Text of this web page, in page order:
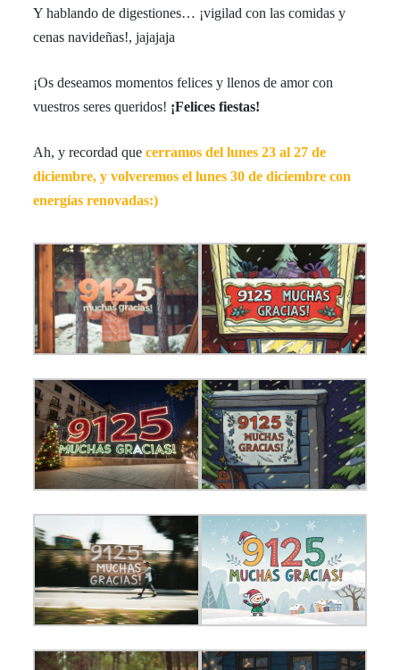
Y hablando de digestiones… ¡vigilad con las comidas y
cenas navideñas!, jajajaja
¡Os deseamos momentos felices y llenos de amor con
vuestros seres queridos! ¡Felices fiestas!
Ah, y recordad que cerramos del lunes 23 al 27 de
diciembre, y volveremos el lunes 30 de diciembre con
energías renovadas:)